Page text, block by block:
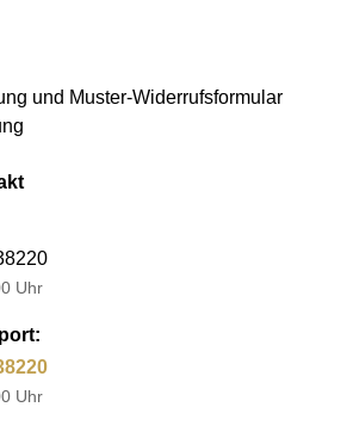
und Muster-Widerrufsformular
Uhr
Uhr